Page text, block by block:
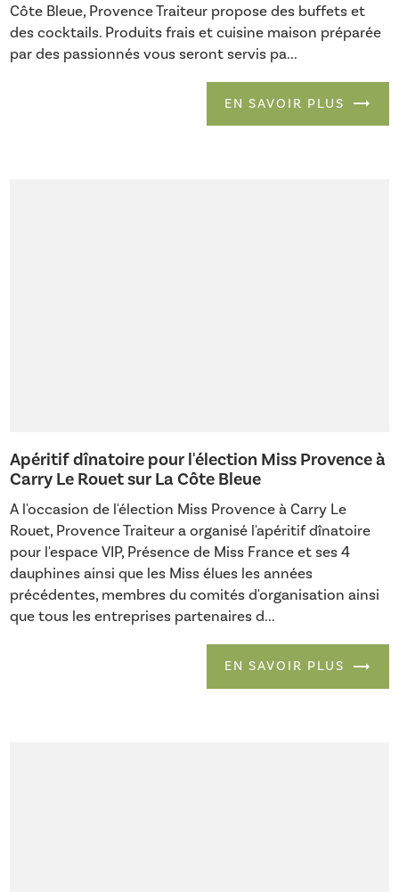
Côte Bleue, Provence Traiteur propose des buffets et
des cocktails. Produits frais et cuisine maison préparée
par des passionnés vous seront servis pa...
EN SAVOIR PLUS
Apéritif dînatoire pour l'élection Miss Provence à
Carry Le Rouet sur La Côte Bleue
A l'occasion de l'élection Miss Provence à Carry Le
Rouet, Provence Traiteur a organisé l'apéritif dînatoire
pour l'espace VIP, Présence de Miss France et ses 4
dauphines ainsi que les Miss élues les années
précédentes, membres du comités d'organisation ainsi
que tous les entreprises partenaires d...
EN SAVOIR PLUS